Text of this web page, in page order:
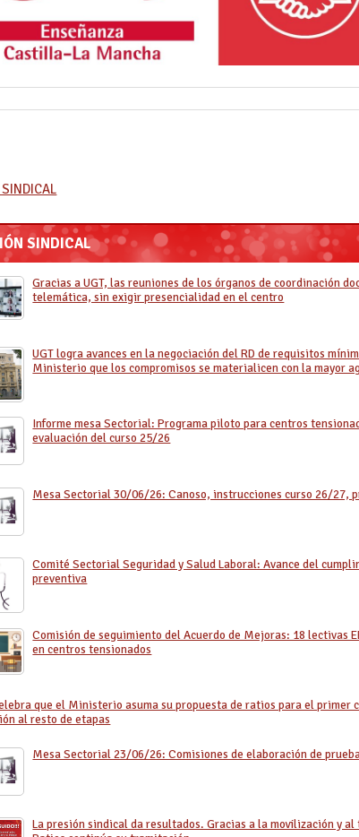
SINDICAL
Gracias a UGT, las reuniones de los órganos de coordinación
telemática, sin exigir presencialidad en el centro
UGT logra avances en la negociación del RD de requisitos
Ministerio que los compromisos se materialicen con la mayor
Informe mesa Sectorial: Programa piloto para centros
evaluación del curso 25/26
Mesa Sectorial 30/06/26: Canoso, instrucciones curso 26/27,
Comité Sectorial Seguridad y Salud Laboral: Avance del
preventiva
Comisión de seguimiento del Acuerdo de Mejoras: 18 lectivas
en centros tensionados
que el Ministerio asuma su propuesta de ratios para el
al resto de etapas
Mesa Sectorial 23/06/26: Comisiones de elaboración de
La presión sindical da resultados. Gracias a la movilización y